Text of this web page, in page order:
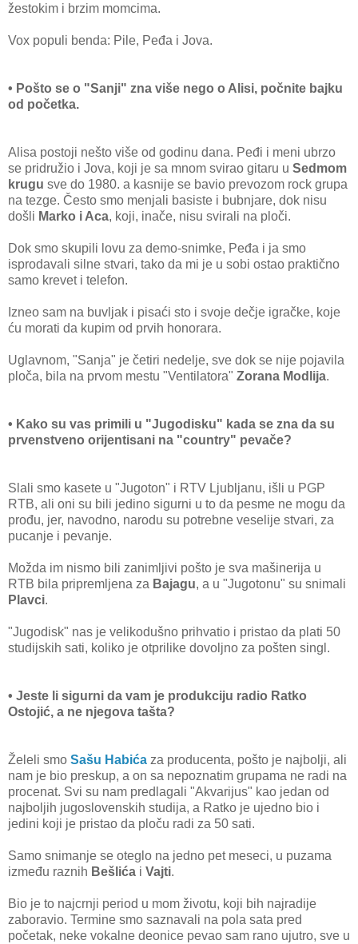
žestokim i brzim momcima.
Vox populi benda: Pile, Peđa i Jova.
• Pošto se o "Sanji" zna više nego o Alisi, počnite bajku
od početka.
Alisa postoji nešto više od godinu dana. Peđi i meni ubrzo
se pridružio i Jova, koji je sa mnom svirao gitaru u Sedmom
krugu sve do 1980. a kasnije se bavio prevozom rock grupa
na tezge. Često smo menjali basiste i bubnjare, dok nisu
došli Marko i Aca, koji, inače, nisu svirali na ploči.
Dok smo skupili lovu za demo-snimke, Peđa i ja smo
isprodavali silne stvari, tako da mi je u sobi ostao praktično
samo krevet i telefon.
Izneo sam na buvljak i pisaći sto i svoje dečje igračke, koje
ću morati da kupim od prvih honorara.
Uglavnom, "Sanja" je četiri nedelje, sve dok se nije pojavila
ploča, bila na prvom mestu "Ventilatora" Zorana Modlija.
• Kako su vas primili u "Jugodisku" kada se zna da su
prvenstveno orijentisani na "country" pevače?
Slali smo kasete u "Jugoton" i RTV Ljubljanu, išli u PGP
RTB, ali oni su bili jedino sigurni u to da pesme ne mogu da
prođu, jer, navodno, narodu su potrebne veselije stvari, za
pucanje i pevanje.
Možda im nismo bili zanimljivi pošto je sva mašinerija u
RTB bila pripremljena za Bajagu, a u "Jugotonu" su snimali
Plavci.
"Jugodisk" nas je velikodušno prihvatio i pristao da plati 50
studijskih sati, koliko je otprilike dovoljno za pošten singl.
• Jeste li sigurni da vam je produkciju radio Ratko
Ostojić, a ne njegova tašta?
Želeli smo Sašu Habića za producenta, pošto je najbolji, ali
nam je bio preskup, a on sa nepoznatim grupama ne radi na
procenat. Svi su nam predlagali "Akvarijus" kao jedan od
najboljih jugoslovenskih studija, a Ratko je ujedno bio i
jedini koji je pristao da ploču radi za 50 sati.
Samo snimanje se oteglo na jedno pet meseci, u puzama
između raznih Bešlića i Vajti.
Bio je to najcrnji period u mom životu, koji bih najradije
zaboravio. Termine smo saznavali na pola sata pred
početak, neke vokalne deonice pevao sam rano ujutro, sve u